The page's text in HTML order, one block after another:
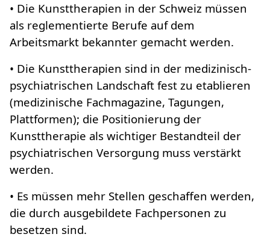
• Die Kunsttherapien in der Schweiz müssen
als reglementierte Berufe auf dem
Arbeitsmarkt bekannter gemacht werden.
• Die Kunsttherapien sind in der medizinisch-
psychiatrischen Landschaft fest zu etablieren
(medizinische Fachmagazine, Tagungen,
Plattformen); die Positionierung der
Kunsttherapie als wichtiger Bestandteil der
psychiatrischen Versorgung muss verstärkt
werden.
• Es müssen mehr Stellen geschaffen werden,
die durch ausgebildete Fachpersonen zu
besetzen sind.